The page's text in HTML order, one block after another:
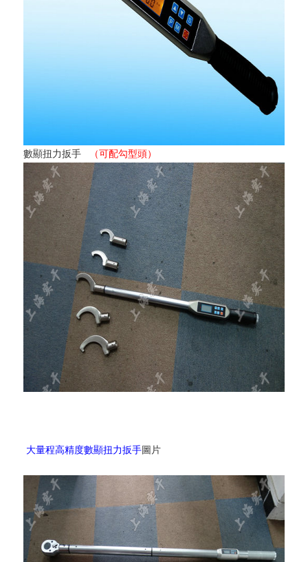
數顯扭力扳手 （可配勾型頭）
大量程高精度數顯扭力扳手圖片